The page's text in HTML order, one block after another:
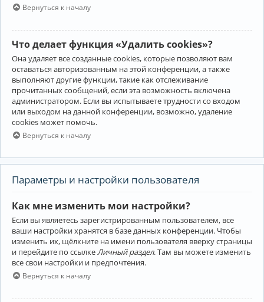
Вернуться к началу
Что делает функция «Удалить cookies»?
Она удаляет все созданные cookies, которые позволяют вам
оставаться авторизованным на этой конференции, а также
выполняют другие функции, такие как отслеживание
прочитанных сообщений, если эта возможность включена
администратором. Если вы испытываете трудности со входом
или выходом на данной конференции, возможно, удаление
cookies может помочь.
Вернуться к началу
Параметры и настройки пользователя
Как мне изменить мои настройки?
Если вы являетесь зарегистрированным пользователем, все
ваши настройки хранятся в базе данных конференции. Чтобы
изменить их, щёлкните на имени пользователя вверху страницы
и перейдите по ссылке Личный раздел. Там вы можете изменить
все свои настройки и предпочтения.
Вернуться к началу